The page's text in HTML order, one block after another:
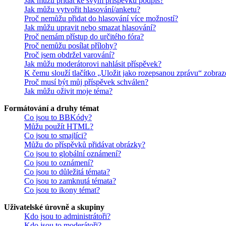
Jak můžu vytvořit hlasování/anketu?
Proč nemůžu přidat do hlasování více možností?
Jak můžu upravit nebo smazat hlasování?
Proč nemám přístup do určitého fóra?
Proč nemůžu posílat přílohy?
Proč jsem obdržel varování?
Jak můžu moderátorovi nahlásit příspěvek?
K čemu slouží tlačítko „Uložit jako rozepsanou zprávu“
Proč musí být můj příspěvek schválen?
Jak můžu oživit moje téma?
Formátování a druhy témat
Co jsou to BBKódy?
Můžu použít HTML?
Co jsou to smajlíci?
Můžu do příspěvků přidávat obrázky?
Co jsou to globální oznámení?
Co jsou to oznámení?
Co jsou to důležitá témata?
Co jsou to zamknutá témata?
Co jsou to ikony témat?
Uživatelské úrovně a skupiny
Kdo jsou to administrátoři?